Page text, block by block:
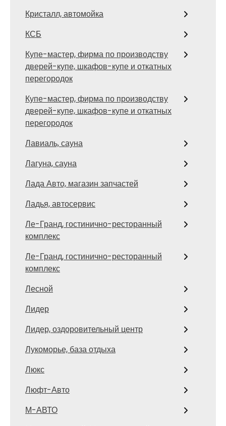
Кристалл, автомойка
КСБ
Купе-мастер, фирма по производству
дверей-купе, шкафов-купе и откатных
перегородок
Купе-мастер, фирма по производству
дверей-купе, шкафов-купе и откатных
перегородок
Лавиаль, сауна
Лагуна, сауна
Лада Авто, магазин запчастей
Ладья, автосервис
Ле-Гранд, гостинично-ресторанный
комплекс
Ле-Гранд, гостинично-ресторанный
комплекс
Лесной
Лидер
Лидер, оздоровительный центр
Лукоморье, база отдыха
Люкс
Люфт-Авто
М-АВТО